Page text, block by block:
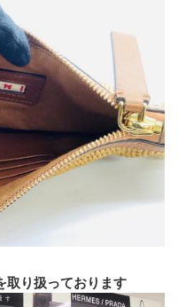
取り扱っております